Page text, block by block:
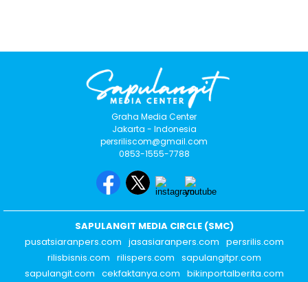
Graha Media Center
Jakarta - Indonesia
persriliscom@gmail.com
0853-1555-7788
SAPULANGIT MEDIA CIRCLE (SMC)
pusatsiaranpers.com jasasiaranpers.com persrilis.com
rilisbisnis.com rilispers.com sapulangitpr.com
sapulangit.com cekfaktanya.com bikinportalberita.com